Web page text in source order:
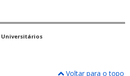
Universitários
Voltar para o topo